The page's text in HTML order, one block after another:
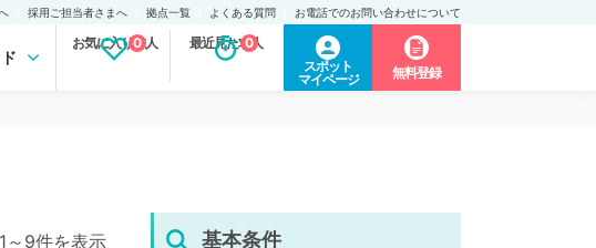
採用ご担当者さまへ 拠点一覧 よくある質問 お電話でのお問い合わせについて
お気に入り求人
0 最近見た求人
0
スポット
マイページ
無料登録
1～9件を表示 基本条件